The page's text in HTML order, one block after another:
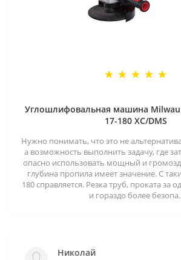
Углошлифовальная машина
17-180 XC/DMS
Нужно понимать, что это не
а возможность выполнить задачу, где
опасно использовать мощный и
глубина пропила имеет значение. С
180 справляется. Резка труб, проката за
и гораздо более
Николай